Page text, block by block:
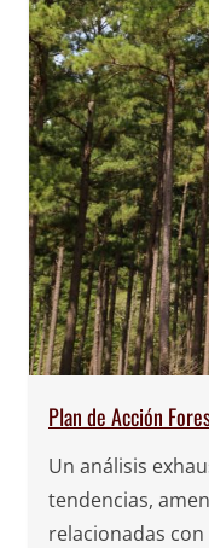
Plan de Acción
Un análisis
tendencias,
relacionadas